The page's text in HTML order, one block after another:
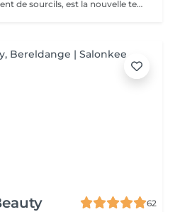
Le Brow Lift ou réhaussement de sourcils, est la nouvelle technique tendance: le but étant d'embellir, épaissir le sourcil et de discipliner des poils broussailleux ou épars à l'aide d'un produit à base de kératine. Cette technique convient à tous les types de sourcils, que vous soyez blonde, brune ou rousse, que vous ayez les sourcils fournis ou non. Si vos sourcils sont broussailleux, cette méthode innovante va les discipliner. À l'inverse, s'ils sont fins et clairsemés, le browlift leur donnera plus de texture et offrira un résultat plus fourni et ultra naturel pour une durée de 6 semaines.
62